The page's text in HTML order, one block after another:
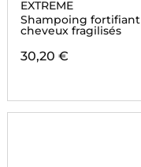
EXTREME
Shampoing fortifiant
cheveux fragilisés
30,20 €